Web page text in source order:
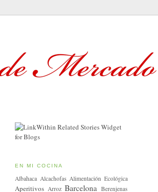
EN MI COCINA
Albahaca Alcachofas Alimentación Ecológica
Aperitivos Arroz Barcelona
Berenjenas